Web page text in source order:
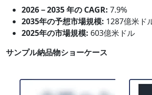
2026－2035 年の CAGR: 7.9%
2035年の予想市場規模: 1287億米ド
2025年の市場規模: 603億米ドル
サンプル納品物ショーケース